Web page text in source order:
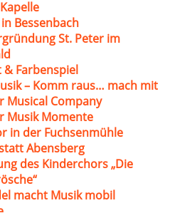
Bessenbach
St. Peter im
& Farbenspiel
– Komm raus… mach mit
Musical Company
Musik Momente
in der Fuchsenmühle
Abensberg
des Kinderchors „Die
macht Musik mobil